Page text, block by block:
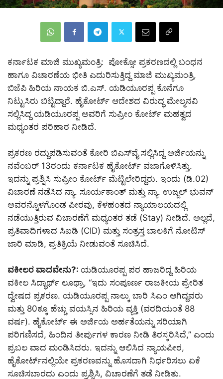
ಕರ್ನಾಟಕ ಮಾಜಿ ಮುಖ್ಯಮಂತ್ರಿ: ಪೋಕ್ಸೋ ಪ್ರಕರಣದಲ್ಲಿ ಬಂಧನ
ಹಾಗೂ ವಿಚಾರಣೆಯ ಭೀತಿ ಎದುರಿಸುತ್ತಿದ್ದ ಮಾಜಿ ಮುಖ್ಯಮಂತ್ರಿ,
ಬಿಜೆಪಿ ಹಿರಿಯ ನಾಯಕ ಬಿ.ಎಸ್. ಯಡಿಯೂರಪ್ಪ ಕೊನೆಗೂ
ನಿಟ್ಟುಸಿರು ಬಿಟ್ಟಿದ್ದಾರೆ. ಹೈಕೋರ್ಟ್ ಆದೇಶದ ವಿರುದ್ಧ ಮೇಲ್ಮನವಿ
ಸಲ್ಲಿಸಿದ್ದ ಯಡಿಯೂರಪ್ಪ ಅವರಿಗೆ ಸುಪ್ರೀಂ ಕೋರ್ಟ್ ಮಹತ್ವದ
ಮಧ್ಯಂತರ ಪರಿಹಾರ ನೀಡಿದೆ.
ಪ್ರಕರಣ ರದ್ದುಪಡಿಸುವಂತೆ ಕೋರಿ ಬಿಎಸ್‌ವೈ ಸಲ್ಲಿಸಿದ್ದ ಅರ್ಜಿಯನ್ನು
ನವೆಂಬರ್ 13ರಂದು ಕರ್ನಾಟಕ ಹೈಕೋರ್ಟ್ ವಜಾಗೊಳಿಸಿತ್ತು.
ಇದನ್ನು ಪ್ರಶ್ನಿಸಿ ಸುಪ್ರೀಂ ಕೋರ್ಟ್ ಮೆಟ್ಟಿಲೇರಿದ್ದರು. ಇಂದು (ಡಿ.02)
ವಿಚಾರಣೆ ನಡೆಸಿದ ನ್ಯಾ. ಸೂರ್ಯಕಾಂತ್ ಮತ್ತು ನ್ಯಾ. ಉಜ್ಜಲ್ ಭುವನ್
ಅವರನ್ನೊಳಗೊಂಡ ಪೀಠವು, ಕೆಳಹಂತದ ನ್ಯಾಯಾಲಯದಲ್ಲಿ
ನಡೆಯುತ್ತಿರುವ ವಿಚಾರಣೆಗೆ ಮಧ್ಯಂತರ ತಡೆ (Stay) ನೀಡಿದೆ. ಅಲ್ಲದೆ,
ಪ್ರತಿವಾದಿಗಳಾದ ಸಿಐಡಿ (CID) ಮತ್ತು ಸಂತ್ರಸ್ತ ಬಾಲಕಿಗೆ ನೋಟಿಸ್
ಜಾರಿ ಮಾಡಿ, ಪ್ರತಿಕ್ರಿಯೆ ನೀಡುವಂತೆ ಸೂಚಿಸಿದೆ.
ವಕೀಲರ ವಾದವೇನು?: ಯಡಿಯೂರಪ್ಪ ಪರ ಹಾಜರಿದ್ದ ಹಿರಿಯ
ವಕೀಲ ಸಿದ್ಧಾರ್ಥ್ ಲೂಥ್ರಾ, “ಇದು ಸಂಪೂರ್ಣ ರಾಜಕೀಯ ಪ್ರೇರಿತ
ದ್ವೇಷದ ಪ್ರಕರಣ. ಯಡಿಯೂರಪ್ಪ ನಾಲ್ಕು ಬಾರಿ ಸಿಎಂ ಆಗಿದ್ದವರು
ಮತ್ತು 80ಕ್ಕೂ ಹೆಚ್ಚು ವಯಸ್ಸಿನ ಹಿರಿಯ ವ್ಯಕ್ತಿ (ವರದಿಯಂತೆ 88
ವರ್ಷ). ಹೈಕೋರ್ಟ್ ಈ ಅರ್ಜಿಯ ಅರ್ಹತೆಯನ್ನು ಸರಿಯಾಗಿ
ಪರಿಗಣಿಸದೆ, ಹಿಂದಿನ ತೀರ್ಪುಗಳ ಕಾರಣ ನೀಡಿ ತಿರಸ್ಕರಿಸಿದೆ,” ಎಂದು
ಪ್ರಬಲ ವಾದ ಮಂಡಿಸಿದರು. ಇದನ್ನು ಆಲಿಸಿದ ನ್ಯಾಯಪೀಠ,
ಹೈಕೋರ್ಟ್‌ನಲ್ಲಿಯೇ ಪ್ರಕರಣವನ್ನು ಹೊಸದಾಗಿ ನಿರ್ಧರಿಸಲು ಏಕೆ
ಸೂಚಿಸಬಾರದು ಎಂದು ಪ್ರಶ್ನಿಸಿ, ವಿಚಾರಣೆಗೆ ತಡೆ ನೀಡಿತು.